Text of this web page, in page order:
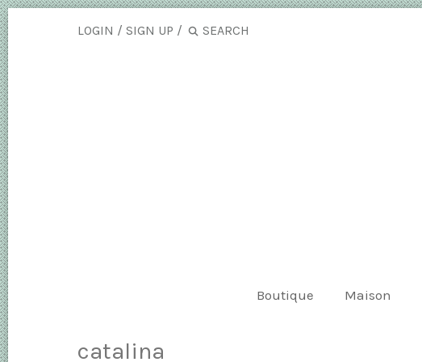
LOGIN / SIGN UP /
Boutique Maison
catalina